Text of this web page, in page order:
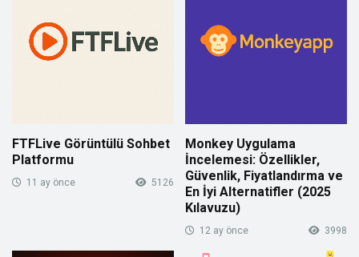
FTFLive Görüntülü Sohbet
Platformu
11 ay önce 5126
Monkey Uygulama
İncelemesi: Özellikler,
Güvenlik, Fiyatlandırma ve
En İyi Alternatifler (2025
Kılavuzu)
12 ay önce 3998